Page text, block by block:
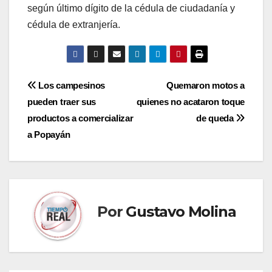
según último dígito de la cédula de ciudadanía y
cédula de extranjería.
Navegación
de
entradas
Quemaron motos a
quienes no acataron toque
de queda
Los campesinos
pueden traer sus
productos a comercializar
a Popayán
Por Gustavo Molina